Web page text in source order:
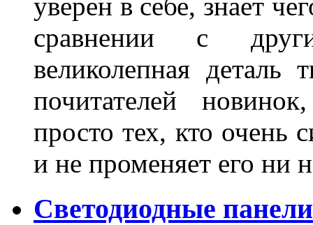
сравнении с
великолепная
почитателей
просто тех, кто очень
и не променяет его ни
Светодиодные